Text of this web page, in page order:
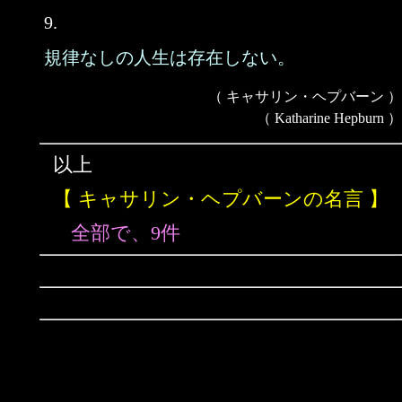
9.
規律なしの人生は存在しない。
（ キャサリン・ヘプバーン ）
（ Katharine Hepburn ）
以上
【 キャサリン・ヘプバーンの名言 】
全部で、9件